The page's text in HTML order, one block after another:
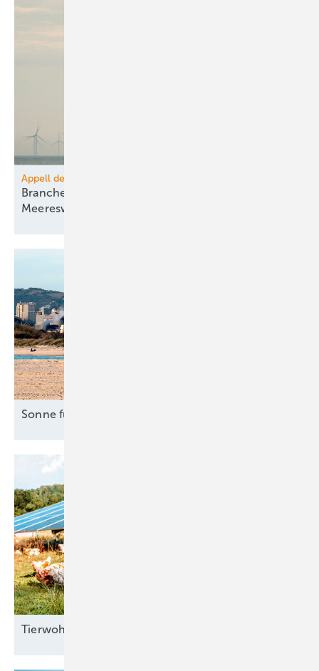
Appell der Offshore-Windkraft
Branchenverbände fordern Reform bei
Meereswindparks
Sonne für Industrie in
Tierwohl mit